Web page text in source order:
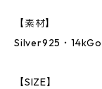
【素材】
Silver925・
【SIZE】